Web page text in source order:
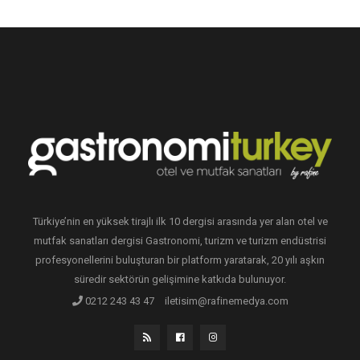
Türkiye’nin en yüksek tirajlı ilk 10 dergisi arasında yer alan otel ve
mutfak sanatları dergisi Gastronomi, turizm ve turizm endüstrisi
profesyonellerini buluşturan bir platform yaratarak, 20 yılı aşkın
süredir sektörün gelişimine katkıda bulunuyor.
0212 243 43 47
iletisim@rafinemedya.com